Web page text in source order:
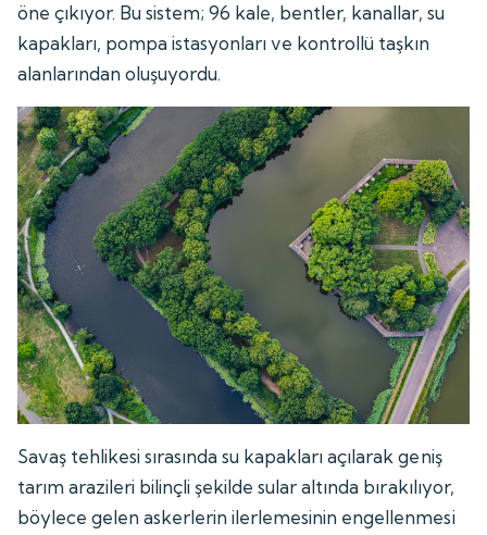
öne çıkıyor. Bu sistem; 96 kale, bentler, kanallar, su
kapakları, pompa istasyonları ve kontrollü taşkın
alanlarından oluşuyordu.
Savaş tehlikesi sırasında su kapakları açılarak geniş
tarım arazileri bilinçli şekilde sular altında bırakılıyor,
böylece gelen askerlerin ilerlemesinin engellenmesi